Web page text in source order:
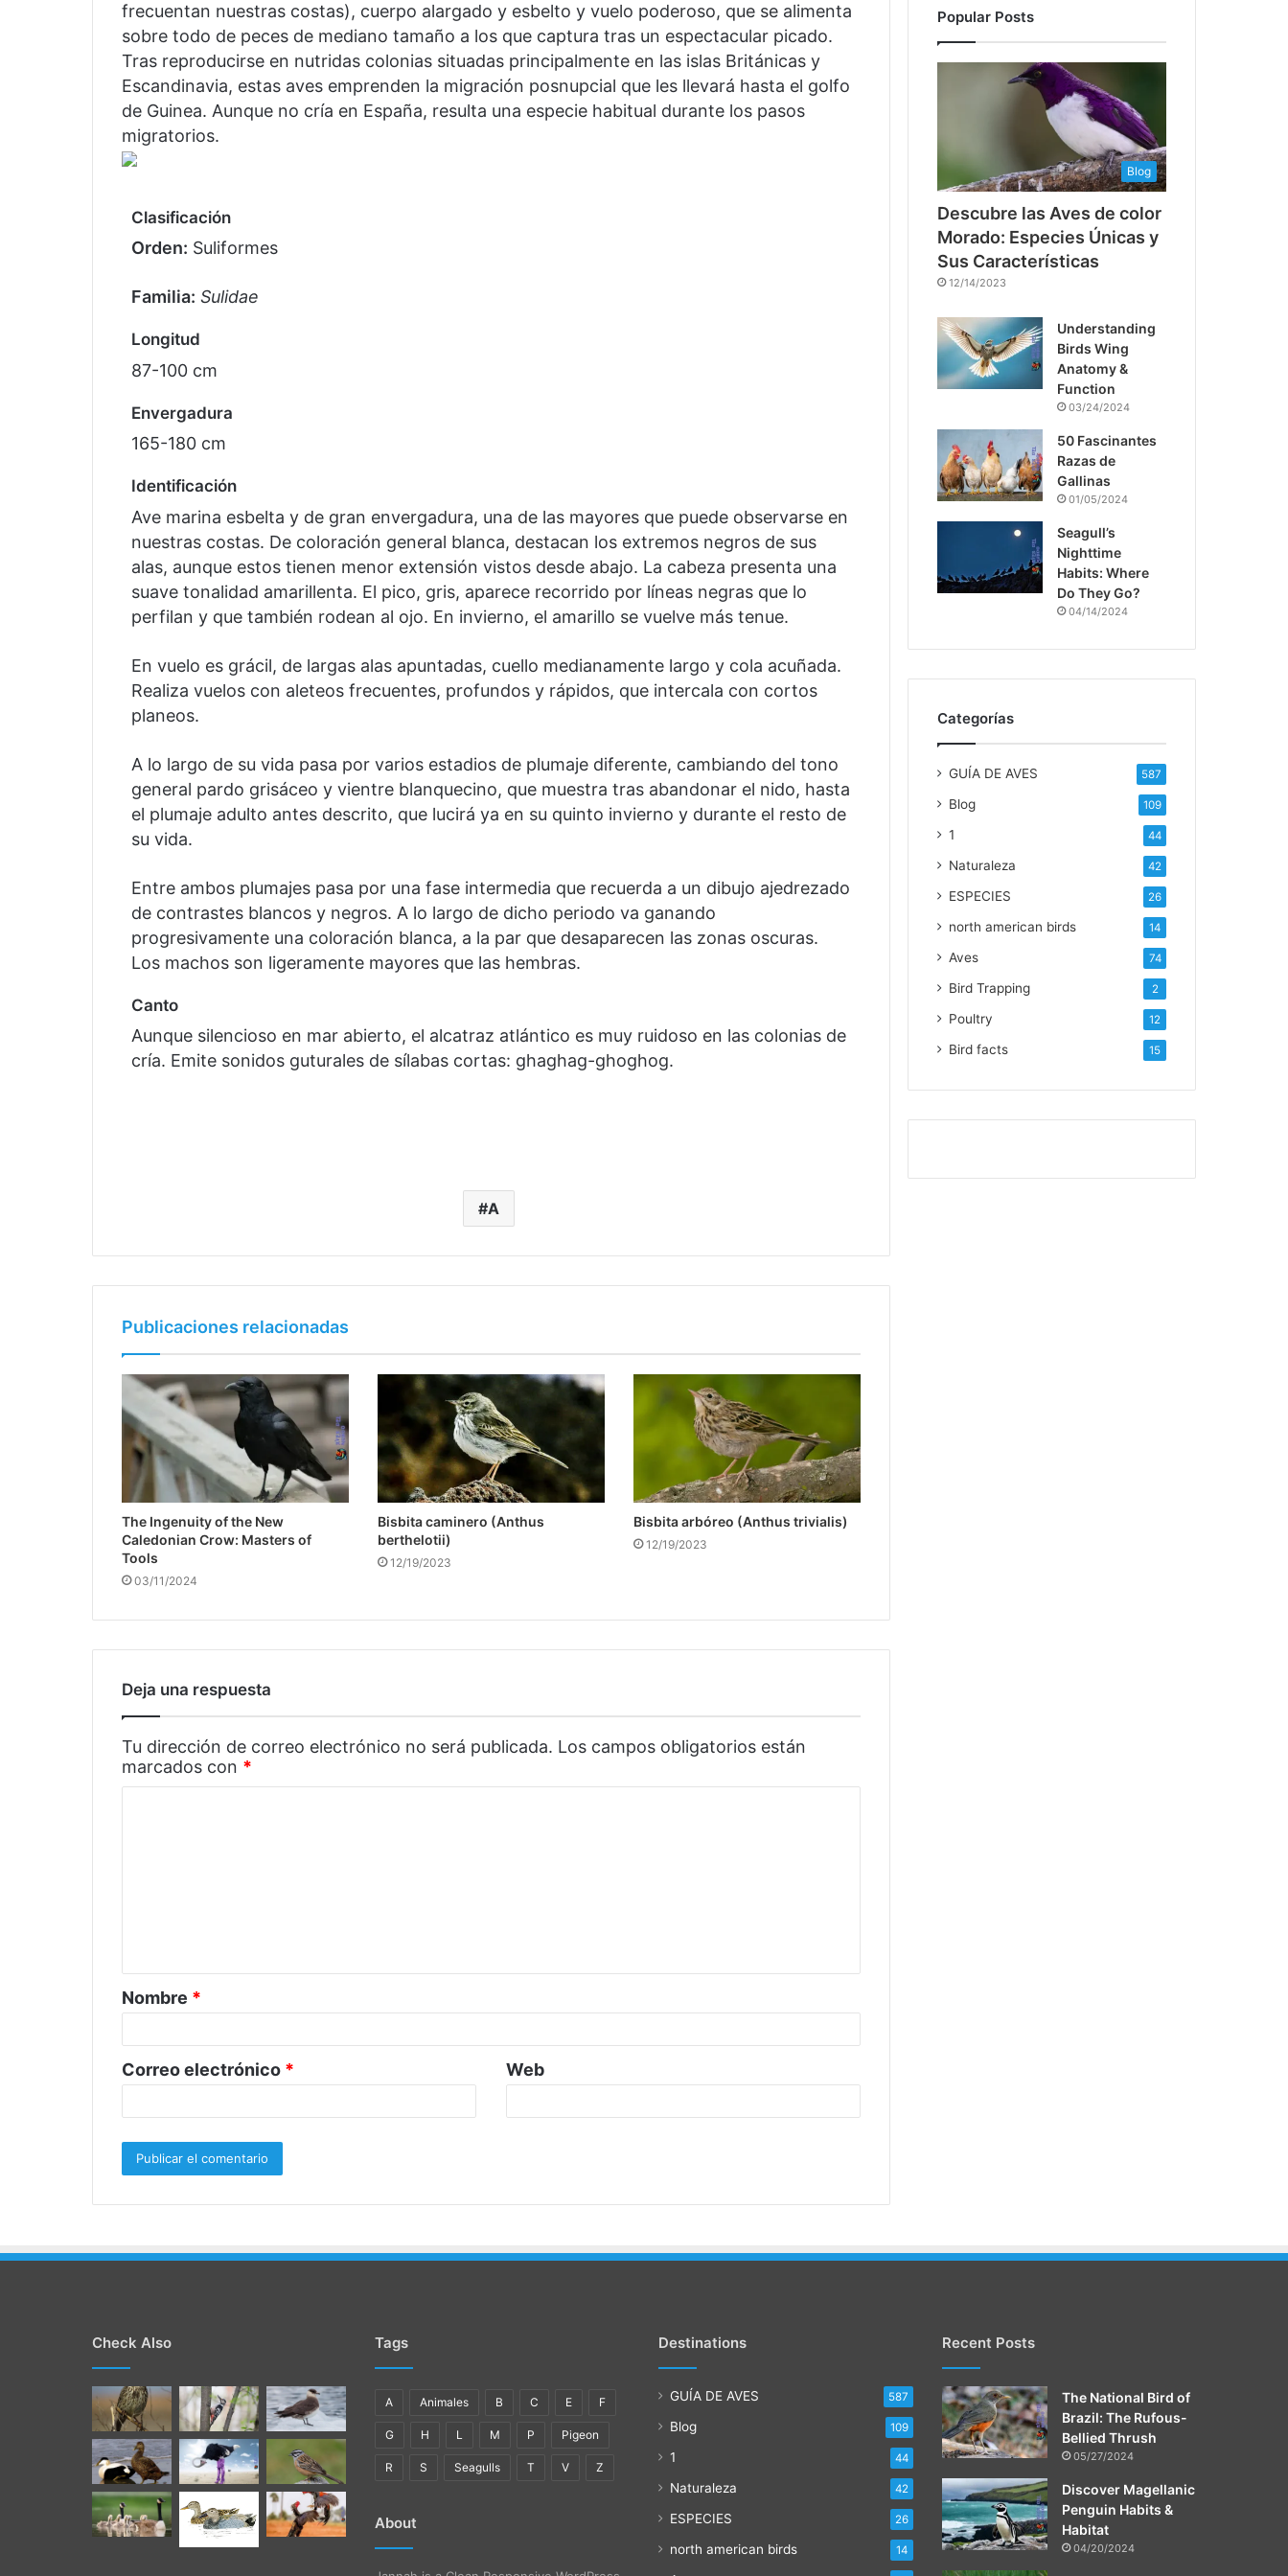
frecuentan nuestras costas), cuerpo alargado y esbelto y vuelo poderoso, que se alimenta
sobre todo de peces de mediano tamaño a los que captura tras un espectacular picado.
Tras reproducirse en nutridas colonias situadas principalmente en las islas Británicas y
Escandinavia, estas aves emprenden la migración posnupcial que les llevará hasta el golfo
de Guinea. Aunque no cría en España, resulta una especie habitual durante los pasos
migratorios.
Clasificación
Orden: Suliformes
Familia: Sulidae
Longitud
87-100 cm
Envergadura
165-180 cm
Identificación
Ave marina esbelta y de gran envergadura, una de las mayores que puede observarse en
nuestras costas. De coloración general blanca, destacan los extremos negros de sus
alas, aunque estos tienen menor extensión vistos desde abajo. La cabeza presenta una
suave tonalidad amarillenta. El pico, gris, aparece recorrido por líneas negras que lo
perfilan y que también rodean al ojo. En invierno, el amarillo se vuelve más tenue.
En vuelo es grácil, de largas alas apuntadas, cuello medianamente largo y cola acuñada.
Realiza vuelos con aleteos frecuentes, profundos y rápidos, que intercala con cortos
planeos.
A lo largo de su vida pasa por varios estadios de plumaje diferente, cambiando del tono
general pardo grisáceo y vientre blanquecino, que muestra tras abandonar el nido, hasta
el plumaje adulto antes descrito, que lucirá ya en su quinto invierno y durante el resto de
su vida.
Entre ambos plumajes pasa por una fase intermedia que recuerda a un dibujo ajedrezado
de contrastes blancos y negros. A lo largo de dicho periodo va ganando
progresivamente una coloración blanca, a la par que desaparecen las zonas oscuras.
Los machos son ligeramente mayores que las hembras.
Canto
Aunque silencioso en mar abierto, el alcatraz atlántico es muy ruidoso en las colonias de
cría. Emite sonidos guturales de sílabas cortas: ghaghag-ghoghog.
A
Publicaciones relacionadas
The Ingenuity of the New
Caledonian Crow: Masters of
Tools
03/11/2024
Bisbita caminero (Anthus
berthelotii)
12/19/2023
Bisbita arbóreo (Anthus trivialis)
12/19/2023
Deja una respuesta
Tu dirección de correo electrónico no será publicada. Los campos obligatorios están
marcados con *
a
r
o
*
Nombre *
Correo electrónico * Web
Popular Posts
Blog
Descubre las Aves de color
Morado: Especies Únicas y
Sus Características
12/14/2023
Understanding
Birds Wing
Anatomy &
Function
03/24/2024
50 Fascinantes
Razas de
Gallinas
01/05/2024
Seagull’s
Nighttime
Habits: Where
Do They Go?
04/14/2024
Categorías
GUÍA DE AVES 587
Blog 109
1 44
Naturaleza 42
ESPECIES 26
north american birds 14
Aves 74
Bird Trapping 2
Poultry 12
Bird facts 15
Check Also Tags
A Animales B C E F
G H L M P Pigeon
R S Seagulls T V Z
About
Destinations
GUÍA DE AVES 587
Blog 109
1 44
Naturaleza 42
ESPECIES 26
north american birds 14
Recent Posts
The National Bird of
Brazil: The Rufous-
Bellied Thrush
05/27/2024
Discover Magellanic
Penguin Habits &
Habitat
04/20/2024